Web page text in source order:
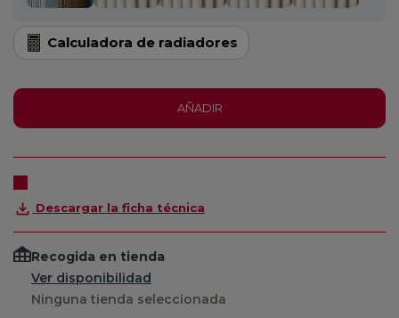
Calculadora de radiadores
AÑADIR
Descargar la ficha técnica
Recogida en tienda
Ver disponibilidad
Ninguna tienda seleccionada